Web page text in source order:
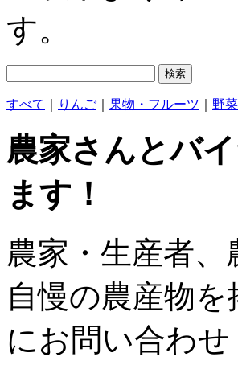
す。
すべて りんご 果物・フルーツ 野菜
農家さんとバ
ます！
農家・生産者
自慢の農産物
にお問い合わ